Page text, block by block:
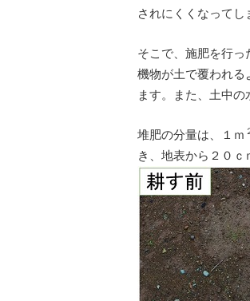
されにくくなってし
そこで、施肥を行
機物が土で覆われる
ます。また、土中
堆肥の分量は、１ｍ
き、地表から２０ｃ